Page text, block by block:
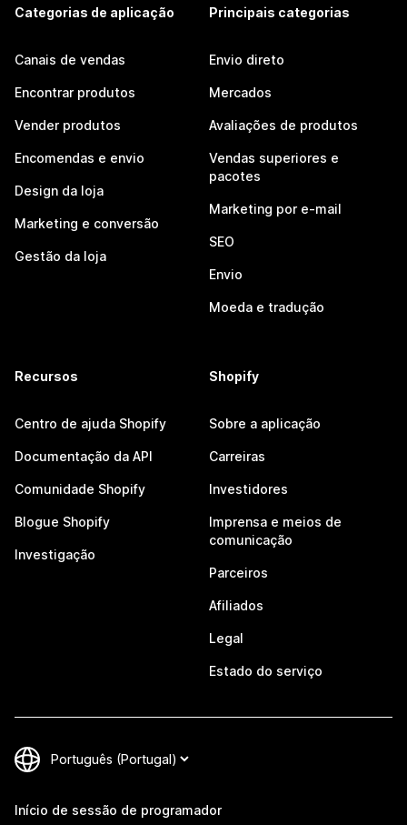
Categorias de aplicação
Canais de vendas
Encontrar produtos
Vender produtos
Encomendas e envio
Design da loja
Marketing e conversão
Gestão da loja
Principais categorias
Envio direto
Mercados
Avaliações de produtos
Vendas superiores e
pacotes
Marketing por e-mail
SEO
Envio
Moeda e tradução
Recursos
Centro de ajuda Shopify
Documentação da API
Comunidade Shopify
Blogue Shopify
Investigação
Shopify
Sobre a aplicação
Carreiras
Investidores
Imprensa e meios de
comunicação
Parceiros
Afiliados
Legal
Estado do serviço
Início de sessão de programador